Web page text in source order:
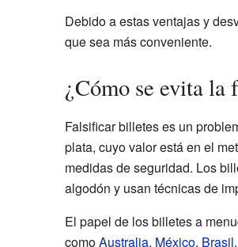
Debido a estas ventajas y
que sea más conveniente.
¿Cómo se evita la
Falsificar billetes es un
plata, cuyo valor está en el
medidas de seguridad. Los
algodón y usan técnicas de
El papel de los billetes a
comoAustralia, México, Brasil,